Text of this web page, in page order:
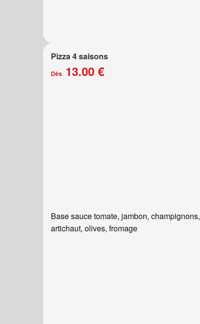
Pizza 4 saisons
Dès 13.00 €
Base sauce tomate, jambon, champignons,
artichaut, olives, fromage